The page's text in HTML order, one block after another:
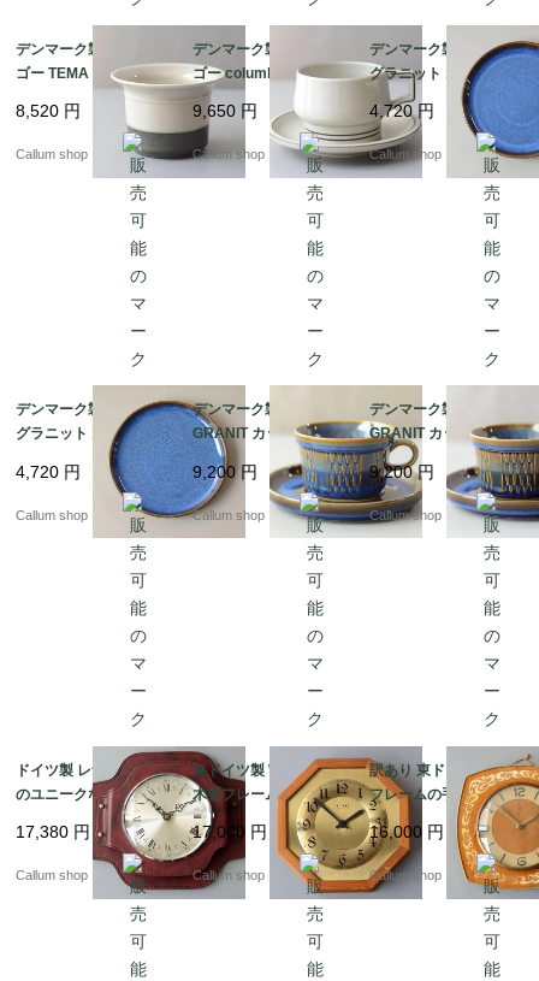
デンマーク製 クイスト
ゴー TEMA ボウル 鉢
器 ティーマ B&G Bing
& Grondahl J.H.Quistg
aard 北欧ヴィンテージ
アンティーク_it4610
8,520 円
Callum shop
デンマーク製 クイスト
ゴー columbia ティー
カップ＆ソーサー コロ
ンビア B&G Bing & Gr
ondahl J.H.Quistgaard
北欧ヴィンテージ アン
9,650 円
Callum shop
デンマーク製 SOHOLM
グラニット 18cm プレ
ート お皿 スーホルム G
RANIT 北欧食器 北欧雑
貨 ヴィンテージ アンテ
ィーク_it4596
4,720円
Callum shop
デンマーク製 SOHOLM
グラニット 18cm プレ
ート お皿 スーホルム G
RANIT 北欧食器 北欧雑
貨 ヴィンテージ アンテ
4,720 円
Callum shop
デンマーク製 SOHOLM
GRANIT カップ＆ソー
サー スーホルム グラニ
ット 北欧食器 北欧雑貨
ヴィンテージ アンティ
9,200円
Callum shop
デンマーク製 SOHOLM
GRANIT カップ＆ソー
サー スーホルム グラニ
ット 北欧食器 北欧雑貨
ヴィンテージ アンティ
ーク_it4593
9,200円
Callum shop
ドイツ製 レザータッチ
のユニークなフレーム
壁時計 壁掛け時計 アン
ティーク ヴィンテージ
_260724 ic0133
17,380 円
Callum shop
東ドイツ製 WEIMAR
木製フレームｘ真鍮盤
壁時計 ウッドｘブラス
クロック 壁掛け時計 ヴ
ィンテージ_260724 ic
0131
17,000 円
Callum shop
訳あり 東ドイツ製 木製
フレームの手巻き 壁時
計 吊り下げ式 ウッド
クロック 壁掛け時計 ヴ
ィンテージ_260724 ic
0130
16,000 円
Callum shop